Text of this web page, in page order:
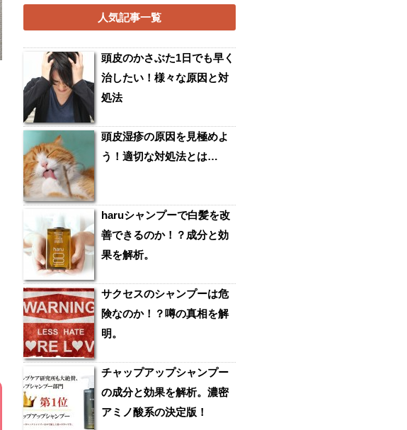
人気記事一覧
頭皮のかさぶた1日でも早く
治したい！様々な原因と対
処法
頭皮湿疹の原因を見極めよ
う！適切な対処法とは…
haruシャンプーで白髪を改
善できるのか！？成分と効
果を解析。
サクセスのシャンプーは危
険なのか！？噂の真相を解
明。
チャップアップシャンプー
の成分と効果を解析。濃密
アミノ酸系の決定版！